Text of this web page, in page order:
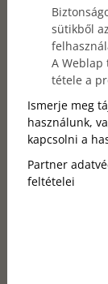
sütikből
A Weblap
tétele a
Ismerje meg
használunk,
kapcsolni a
Partner
feltételei